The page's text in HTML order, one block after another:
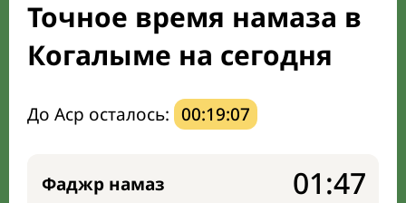
Мечети и молельные комнаты
Направление киблы
Точное время намаза в
Когалыме на сегодня
До Аср осталось: 00:19:06
Фаджр намаз 01:47